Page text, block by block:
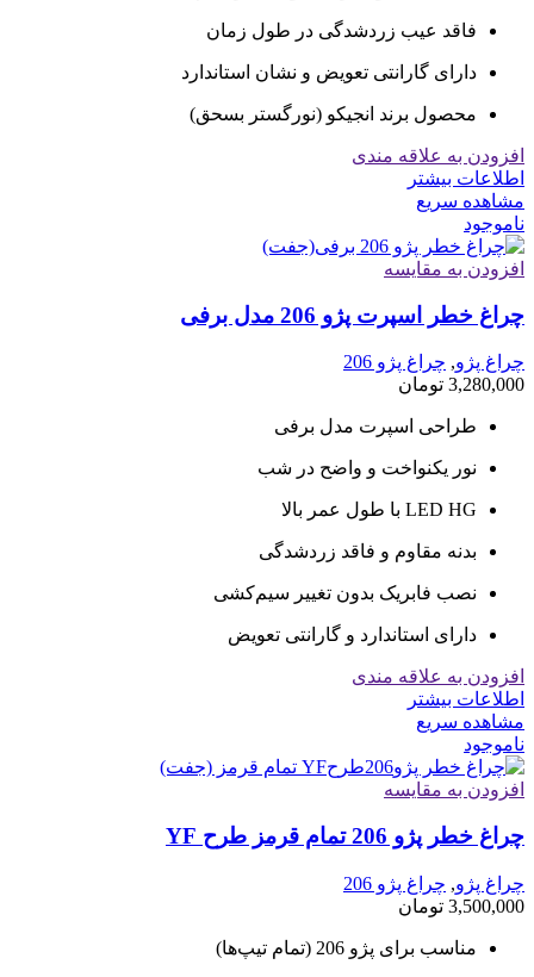
فاقد عیب زردشدگی در طول زمان
دارای گارانتی تعویض و نشان استاندارد
محصول برند انجیکو (نورگستر بسحق)
افزودن به علاقه مندی
اطلاعات بیشتر
مشاهده سریع
ناموجود
افزودن به مقایسه
چراغ خطر اسپرت پژو 206 مدل برفی
چراغ پژو, چراغ پژو 206
3,280,000 تومان
طراحی اسپرت مدل برفی
نور یکنواخت و واضح در شب
LED HG با طول عمر بالا
بدنه مقاوم و فاقد زردشدگی
نصب فابریک بدون تغییر سیم‌کشی
دارای استاندارد و گارانتی تعویض
افزودن به علاقه مندی
اطلاعات بیشتر
مشاهده سریع
ناموجود
افزودن به مقایسه
چراغ خطر پژو 206 تمام قرمز طرح YF
چراغ پژو, چراغ پژو 206
3,500,000 تومان
مناسب برای پژو 206 (تمام تیپ‌ها)